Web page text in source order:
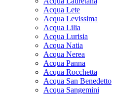
Acqua Lete
Acqua Levissima
Acqua Lilia
Acqua Lurisia
Acqua Natia
Acqua Nerea
Acqua Panna
Acqua Rocchetta
Acqua San Benedetto
Acqua Sangemini